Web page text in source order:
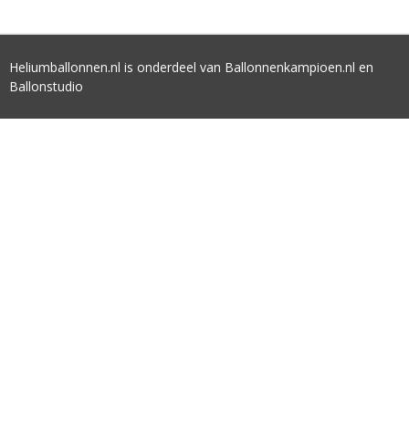
Heliumballonnen.nl is onderdeel van Ballonnenkampioen.nl en
Ballonstudio